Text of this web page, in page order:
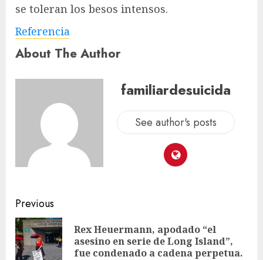
se toleran los besos intensos.
Referencia
About The Author
familiardesuicida
See author's posts
Previous
Rex Heuermann, apodado “el
asesino en serie de Long Island”,
fue condenado a cadena perpetua.